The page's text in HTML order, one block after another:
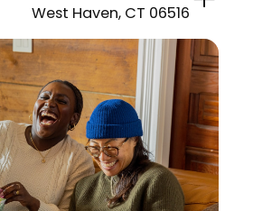
West Haven, CT 06516